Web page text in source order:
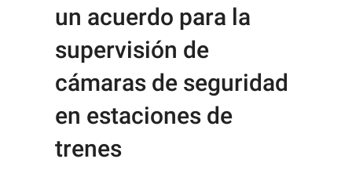
un acuerdo para la
supervisión de
cámaras de seguridad
en estaciones de
trenes